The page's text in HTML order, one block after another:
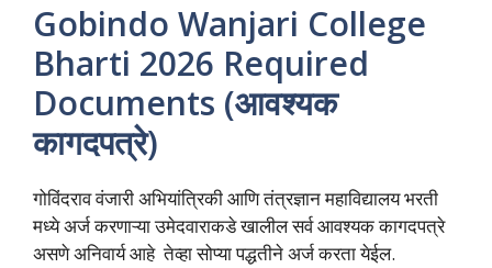
Gobindo Wanjari College
Bharti 2026 Required
Documents (आवश्यक
कागदपत्रे)
गोविंदराव वंजारी अभियांत्रिकी आणि तंत्रज्ञान महाविद्यालय भरती
मध्ये अर्ज करणाऱ्या उमेदवाराकडे खालील सर्व आवश्यक कागदपत्रे
असणे अनिवार्य आहे तेव्हा सोप्या पद्धतीने अर्ज करता येईल.